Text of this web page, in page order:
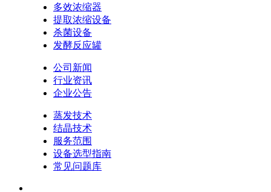
多效浓缩器
提取浓缩设备
杀菌设备
发酵反应罐
公司新闻
行业资讯
企业公告
蒸发技术
结晶技术
服务范围
设备选型指南
常见问题库